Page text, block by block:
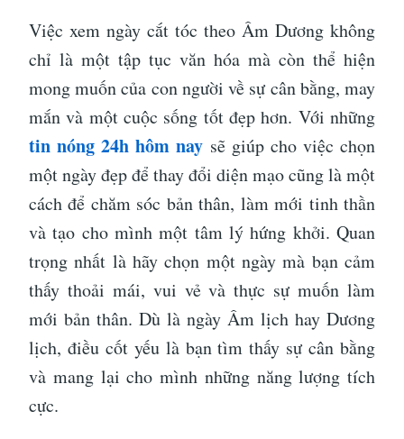
Việc xem ngày cắt tóc theo Âm Dương không
chỉ là một tập tục văn hóa mà còn thể hiện
mong muốn của con người về sự cân bằng, may
mắn và một cuộc sống tốt đẹp hơn. Với những
tin nóng 24h hôm naysẽ giúp cho việc chọn
một ngày đẹp để thay đổi diện mạo cũng là một
cách để chăm sóc bản thân, làm mới tinh thần
và tạo cho mình một tâm lý hứng khởi. Quan
trọng nhất là hãy chọn một ngày mà bạn cảm
thấy thoải mái, vui vẻ và thực sự muốn làm
mới bản thân. Dù là ngày Âm lịch hay Dương
lịch, điều cốt yếu là bạn tìm thấy sự cân bằng
và mang lại cho mình những năng lượng tích
cực.